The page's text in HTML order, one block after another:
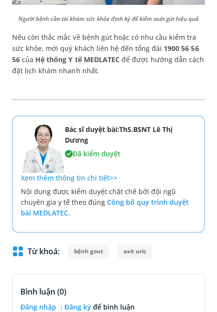
Người bệnh cần tái khám sức khỏe định kỳ để kiểm soát gút hiệu quả
Nếu còn thắc mắc về bệnh gút hoặc có nhu cầu kiểm tra
sức khỏe, mời quý khách liên hệ đến tổng đài 1900 56 56
56 của Hệ thống Y tế MEDLATEC để được hướng dẫn cách
đặt lịch khám nhanh nhất.
Bác sĩ duyệt bài:ThS.BSNT Lê Thị
Dương
Đã kiểm duyệt
Xem thêm thông tin chi tiết>>
Nội dung được kiểm duyệt chặt chẽ bởi đội ngũ
chuyên gia y tế theo đúng Công bố quy trình duyệt
bài MEDLATEC.
Từ khoá: bệnh gout axit uric
Bình luận (0)
Đăng nhập Đăng ký để bình luận